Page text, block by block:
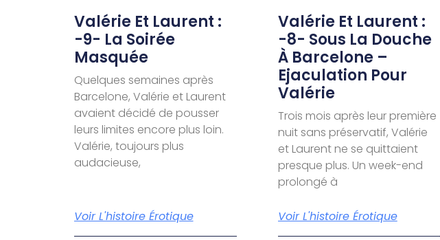
Valérie Et Laurent :
-9- La Soirée
Masquée
Quelques semaines après
Barcelone, Valérie et Laurent
avaient décidé de pousser
leurs limites encore plus loin.
Valérie, toujours plus
audacieuse,
Voir L'histoire Érotique
Valérie Et Laurent :
-8- Sous La Douche
À Barcelone –
Ejaculation Pour
Valérie
Trois mois après leur première
nuit sans préservatif, Valérie
et Laurent ne se quittaient
presque plus. Un week-end
prolongé à
Voir L'histoire Érotique